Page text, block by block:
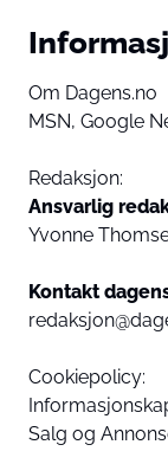
Om Dagens.no
MSN, Google
Redaksjon:
Ansvarlig
Yvonne
Kontakt
Cookiepolicy:
Salg og